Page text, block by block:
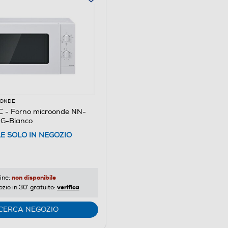
- Forno microonde NN-
Bianco
SOLO IN NEGOZIO
non disponibile
in 30' gratuito: verifica
NEGOZIO